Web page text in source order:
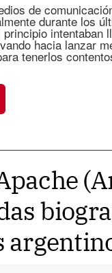
de
durante los
intentaban
hacia lanzar
tenerlos